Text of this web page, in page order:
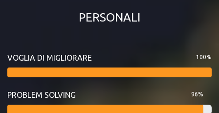
PERSONALI
VOGLIA DI MIGLIORARE 100%
PROBLEM SOLVING 96%